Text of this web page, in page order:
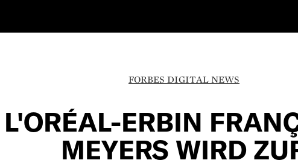
FORBES DIGITAL NEWS
L'ORÉAL-ERBIN
MEYERS WIRD